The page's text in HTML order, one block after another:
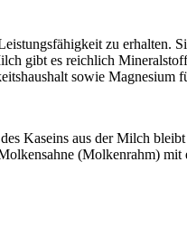
zu erhalten.
gibt es reichlich
sowie Magnesium
Kaseins aus der Milch
(Molkenrahm) mit